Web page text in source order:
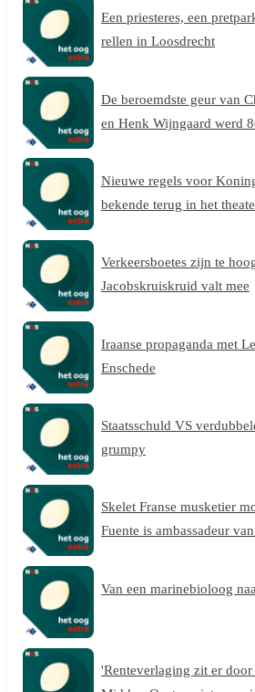
Een priesteres, een
rellen in Loosdrecht
De beroemdste geur van
en Henk Wijngaard werd
Nieuwe regels voor
bekende terug in het
Verkeersboetes zijn te
Jacobskruiskruid valt mee
Iraanse propaganda met
Enschede
Staatsschuld VS
grumpy
Skelet Franse musketier
Fuente is ambassadeur
Van een marinebioloog
'Renteverlaging zit er